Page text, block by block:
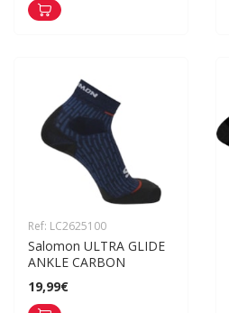
Ref: LC2625100
Salomon ULTRA GLIDE
ANKLE CARBON
19,99€